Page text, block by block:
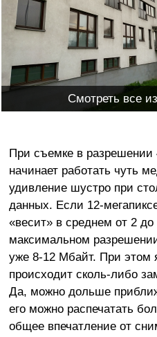
Смотреть все
При съемке в
начинает работать чуть
удивление шустро при
данных. Если 12-
«весит» в среднем от 2
максимальном
уже 8-12 Мбайт. При этом
происходит сколь-либо
Да, можно дольше
его можно распечатать
общее впечатление от